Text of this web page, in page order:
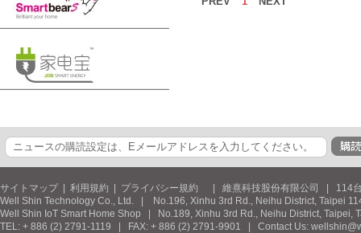
サイトマップ 利用規約 プライバシー規約 | 維熹科技股份有限公司 | 114台
Well Shin Technology Co., Ltd. | No.196, Xinhu 3rd Rd., Neihu District, Taipei
Well Shin IoT Smart Home Shop | No.189, Xinhu 3rd Rd., Neihu District, Taipei,
TEL: + 886 (2) 2791-1119 | FAX: + 886 (2) 2791-9901 | Contact Us: